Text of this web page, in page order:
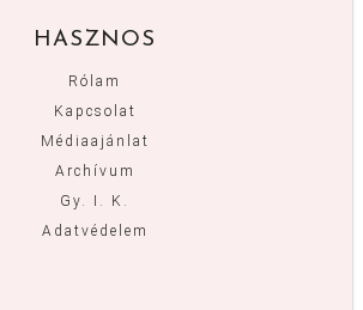
HASZNOS
Rólam
Kapcsolat
Médiaajánlat
Archívum
Gy. I. K.
Adatvédelem